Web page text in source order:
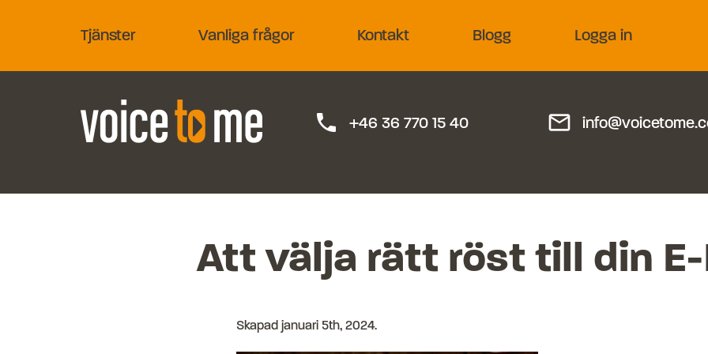
Tjänster Vanliga frågor Kontakt Blogg Logga in
phone +46 36 770 15 40 mail_outline
Att välja rätt röst till din
Skapad januari 5th, 2024.